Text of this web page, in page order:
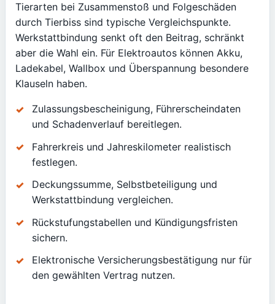
Tierarten bei Zusammenstoß und Folgeschäden
durch Tierbiss sind typische Vergleichspunkte.
Werkstattbindung senkt oft den Beitrag, schränkt
aber die Wahl ein. Für Elektroautos können Akku,
Ladekabel, Wallbox und Überspannung besondere
Klauseln haben.
Zulassungsbescheinigung, Führerscheindaten
und Schadenverlauf bereitlegen.
Fahrerkreis und Jahreskilometer realistisch
festlegen.
Deckungssumme, Selbstbeteiligung und
Werkstattbindung vergleichen.
Rückstufungstabellen und Kündigungsfristen
sichern.
Elektronische Versicherungsbestätigung nur für
den gewählten Vertrag nutzen.